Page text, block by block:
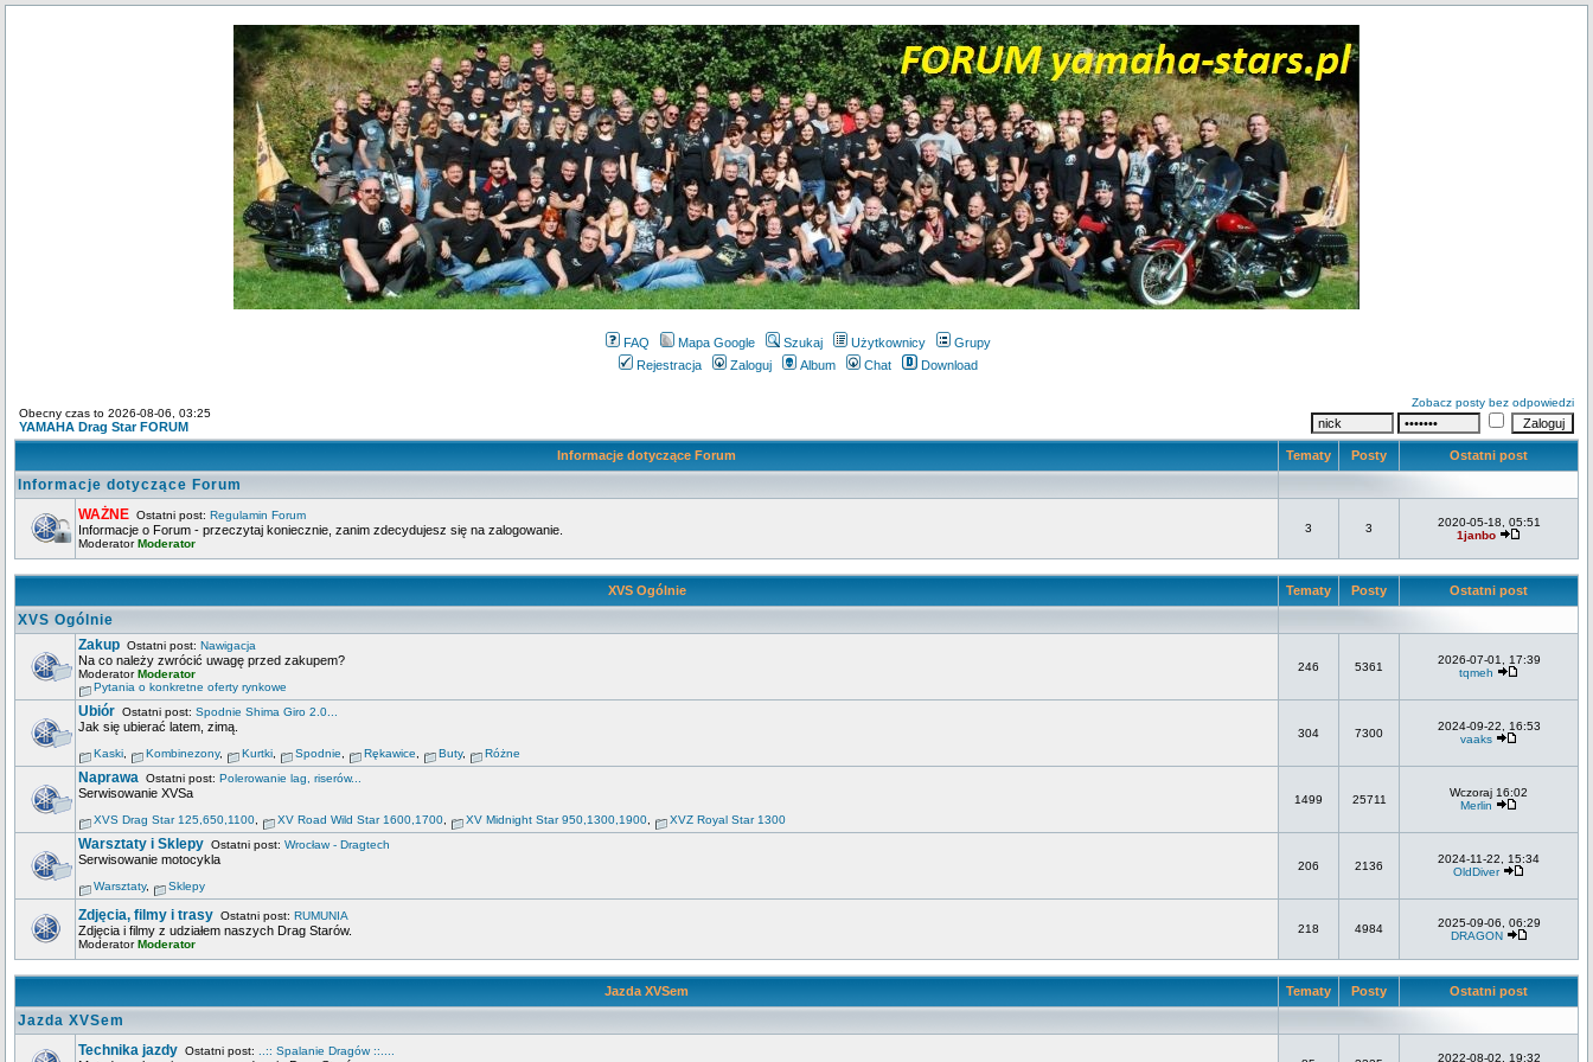
FAQ Mapa Google Szukaj Użytkownicy
Grupy
Rejestracja
Zaloguj Album Chat Download
Obecny czas to 2026-08-06, 03:25
YAMAHA Drag Star FORUM
Zobacz posty bez odpowiedzi
Informacje dotyczące Forum Tematy Posty Ostatni post
Informacje dotyczące Forum
WAŻNE Ostatni post: Regulamin Forum
Informacje o Forum - przeczytaj koniecznie, zanim zdecydujesz się na zalogowanie.
ModeratorModerator
3 3
2020-05-18, 05:51
1janbo
XVS Ogólnie Tematy Posty Ostatni post
XVS Ogólnie
Zakup Ostatni post: Nawigacja
Na co należy zwrócić uwagę przed zakupem?
ModeratorModerator
Pytania o konkretne oferty rynkowe
246 5361
2026-07-01, 17:39
tqmeh
Ubiór Ostatni post: Spodnie Shima Giro 2.0...
Jak się ubierać latem, zimą.
Kaski Kombinezony, Kurtki Spodnie Rękawice Buty, Różne
304 7300
2024-09-22, 16:53
vaaks
Naprawa Ostatni post: Polerowanie lag, riserów...
Serwisowanie XVSa
XVS Drag Star 125,650,1100 XV Road Wild Star 1600,1700 XV Midnight Star 950,1300,1900 XVZ Royal Star 1300
1499 25711
Wczoraj 16:02
Merlin
Warsztaty i Sklepy Ostatni post: Wrocław - Dragtech
Serwisowanie motocykla
Warsztaty, Sklepy
206 2136
2024-11-22, 15:34
OldDiver
Zdjęcia, filmy i trasy Ostatni post: RUMUNIA
Zdjęcia i filmy z udziałem naszych Drag Starów.
ModeratorModerator
218 4984
2025-09-06, 06:29
DRAGON
Jazda XVSem Tematy Posty Ostatni post
Jazda XVSem
Technika jazdy Ostatni post: ..:: Spalanie Dragów ::....
2022-08-02, 19:32